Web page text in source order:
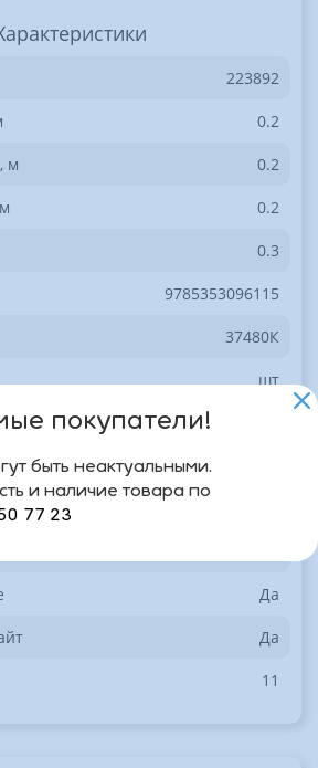
223892
0.2
м 0.2
0.2
0.3
9785353096115
37480К
шт
в инфоблок02.04.2026
05:08:19
на момент
Да
Да
11
покупатели!
быть неактуальными.
и наличие товара по
77 23